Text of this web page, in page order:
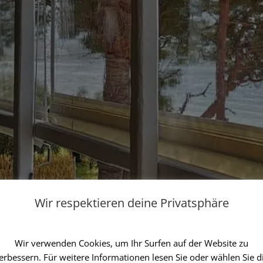
Wir respektieren deine Privatsphäre
Wir verwenden Cookies, um Ihr Surfen auf der Website zu
Für weitere Informationen lesen Sie oder wählen Sie